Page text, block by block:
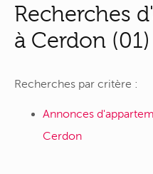
Recherches
à Cerdon (01)
Recherches par critère :
Annonces
Cerdon